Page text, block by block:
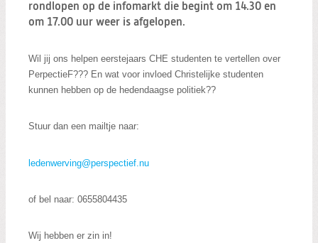
rondlopen op de infomarkt die begint om 14.30 en
om 17.00 uur weer is afgelopen.
Wil jij ons helpen eerstejaars CHE studenten te vertellen over
PerpectieF??? En wat voor invloed Christelijke studenten
kunnen hebben op de hedendaagse politiek??
Stuur dan een mailtje naar:
ledenwerving@perspectief.nu
of bel naar: 0655804435
Wij hebben er zin in!